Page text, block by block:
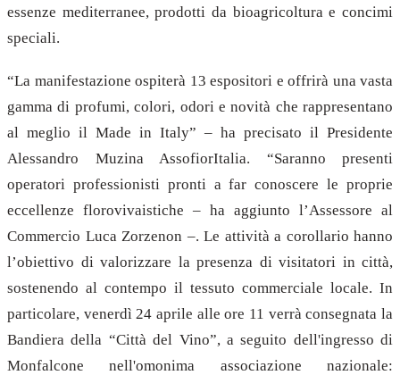
essenze mediterranee, prodotti da bioagricoltura e concimi
speciali.
“La manifestazione ospiterà 13 espositori e offrirà una vasta
gamma di profumi, colori, odori e novità che rappresentano
al meglio il Made in Italy” – ha precisato il Presidente
Alessandro Muzina AssofiorItalia. “Saranno presenti
operatori professionisti pronti a far conoscere le proprie
eccellenze florovivaistiche – ha aggiunto l’Assessore al
Commercio Luca Zorzenon –. Le attività a corollario hanno
l’obiettivo di valorizzare la presenza di visitatori in città,
sostenendo al contempo il tessuto commerciale locale. In
particolare, venerdì 24 aprile alle ore 11 verrà consegnata la
Bandiera della “Città del Vino”, a seguito dell'ingresso di
Monfalcone nell'omonima associazione nazionale: